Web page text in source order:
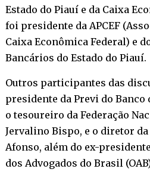
Estado do Piauí e da Caixa
foi presidente da APCEF
Caixa Econômica Federal) e
Bancários do Estado do Piauí.
Outros participantes das
presidente da Previ do Banco
o tesoureiro da Federação
Jervalino Bispo, e o diretor da
Afonso, além do ex-
dos Advogados do Brasil